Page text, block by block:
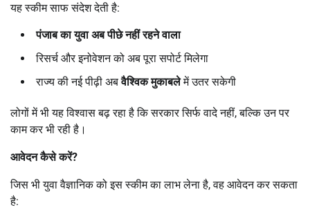
यह स्कीम साफ संदेश देती है:
पंजाब का युवा अब पीछे नहीं रहने वाला
रिसर्च और इनोवेशन को अब पूरा सपोर्ट मिलेगा
राज्य की नई पीढ़ी अबवैश्विक मुकाबलेमें उतर सकेगी
लोगों में भी यह विश्वास बढ़ रहा है कि सरकार सिर्फ वादे नहीं, बल्कि उन पर
काम कर भी रही है।
आवेदन कैसे करें?
जिस भी युवा वैज्ञानिक को इस स्कीम का लाभ लेना है, वह आवेदन कर सकता
है: